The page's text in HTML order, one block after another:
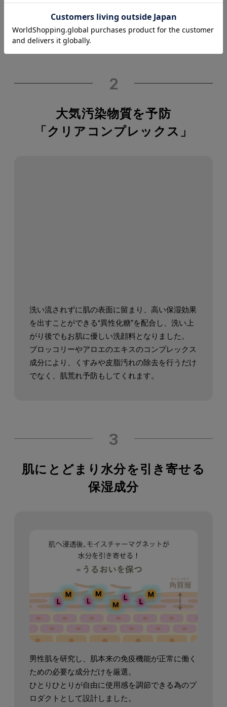
に保持します。
2
大気汚染物質を予防
「クリアコンプレックス」
洗い流されずに肌の表面に留まり、 高い保湿効果
を出すことができる“異性化糖”を配合し、 洗い上
がり後でもお肌に優しい洗顔料となりました。
ブロッコリーやアロエのエキスのコンプレックス
成分により、
くすみや皮脂汚れの除去を行うだけ
でなく、肌荒れ予防もしてくれます。
3
肌にとどまり水分を引き寄せる
保湿成分
男性肌を研究し、肌本来の免疫機能が正常に働く
ための必要な成分だけを厳選。
ひとりひとりが自由に使用感を調節できる為のプ
ロダクトとして設計しました。